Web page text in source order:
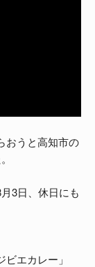
おうと高知市の
3日、休日にも
エカレー」